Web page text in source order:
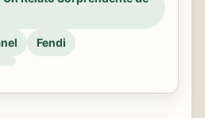
Fendi